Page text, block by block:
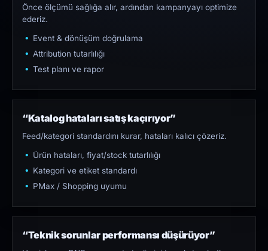
Önce ölçümü sağlığa alır, ardından kampanyayı optimize
ederiz.
Event & dönüşüm doğrulama
Attribution tutarlılığı
Test planı ve rapor
“Katalog hataları satış kaçırıyor”
Feed/kategori standardını kurar, hataları kalıcı çözeriz.
Ürün hataları, fiyat/stock tutarlılığı
Kategori ve etiket standardı
PMax / Shopping uyumu
“Teknik sorunlar performansı düşürüyor”